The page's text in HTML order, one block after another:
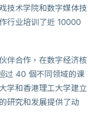
技术学院和数字媒体技
行业培训了近 10000
伴合作，在数字经济核
过 40 個不同领域的课
学和香港理工大学建立
研究和发展提供了动